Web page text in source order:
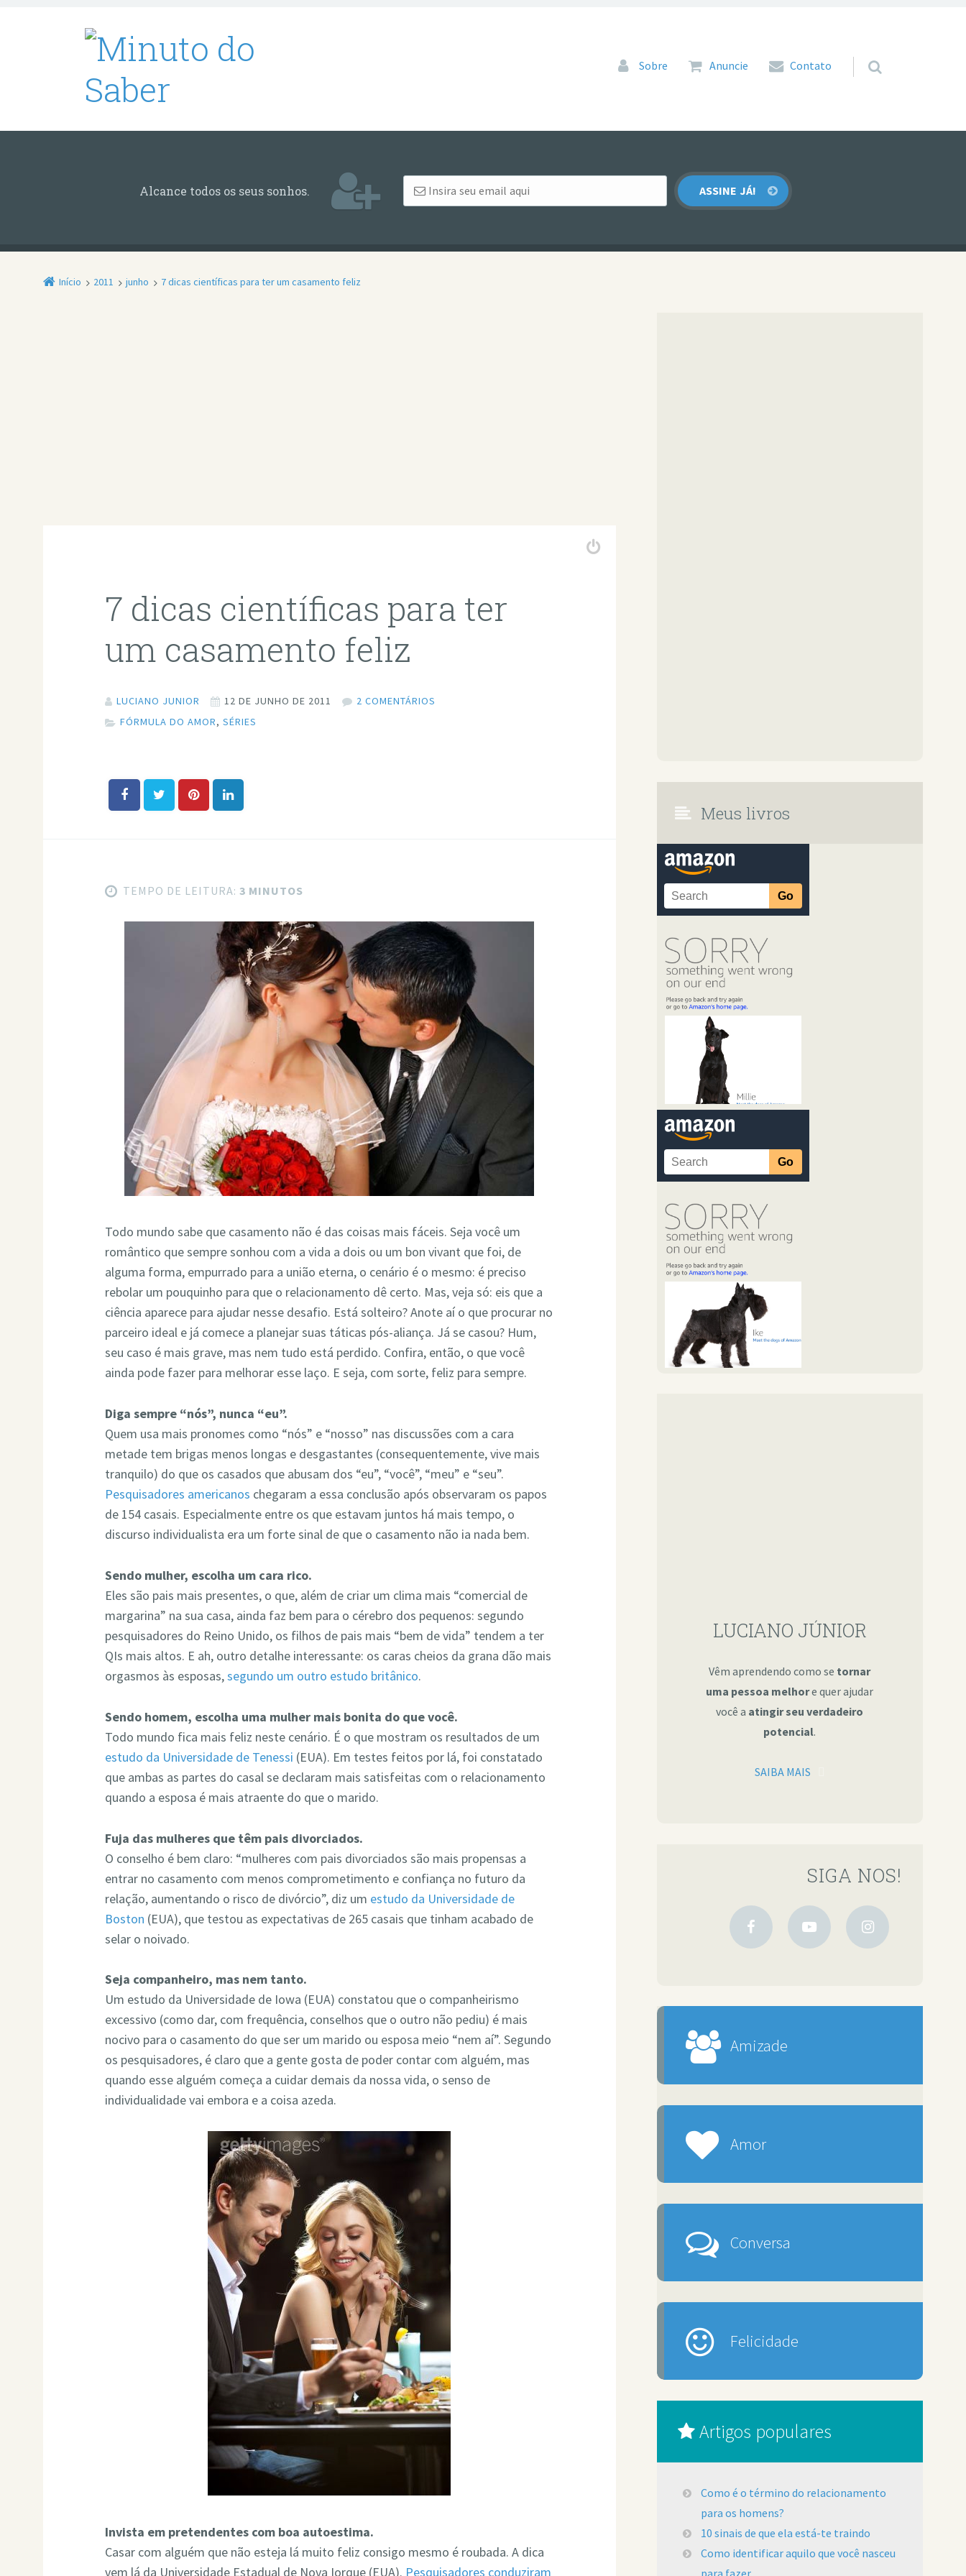
Pular para o conteúdo
Sobre Anuncie Contato
Alcance todos os seus sonhos.
Início 2011 junho 7 dicas científicas para ter um casamento feliz
7 dicas científicas para ter
um casamento feliz
LUCIANO JUNIOR 12 DE JUNHO DE 2011
2 COMENTÁRIOS
FÓRMULA DO AMOR,SÉRIES
TEMPO DE LEITURA: 3 MINUTOS
Todo mundo sabe que casamento não é das coisas mais fáceis. Seja você um
romântico que sempre sonhou com a vida a dois ou um bon vivant que foi, de
alguma forma, empurrado para a união eterna, o cenário é o mesmo: é preciso
rebolar um pouquinho para que o relacionamento dê certo. Mas, veja só: eis que a
ciência aparece para ajudar nesse desafio. Está solteiro? Anote aí o que procurar no
parceiro ideal e já comece a planejar suas táticas pós-aliança. Já se casou? Hum,
seu caso é mais grave, mas nem tudo está perdido. Confira, então, o que você
ainda pode fazer para melhorar esse laço. E seja, com sorte, feliz para sempre.
Diga sempre “nós”, nunca “eu”.
Quem usa mais pronomes como “nós” e “nosso” nas discussões com a cara
metade tem brigas menos longas e desgastantes (consequentemente, vive mais
tranquilo) do que os casados que abusam dos “eu”, “você”, “meu” e “seu”.
Pesquisadores americanos chegaram a essa conclusão após observaram os papos
de 154 casais. Especialmente entre os que estavam juntos há mais tempo, o
discurso individualista era um forte sinal de que o casamento não ia nada bem.
Sendo mulher, escolha um cara rico.
Eles são pais mais presentes, o que, além de criar um clima mais “comercial de
margarina” na sua casa, ainda faz bem para o cérebro dos pequenos: segundo
pesquisadores do Reino Unido, os filhos de pais mais “bem de vida” tendem a ter
QIs mais altos. E ah, outro detalhe interessante: os caras cheios da grana dão mais
orgasmos às esposas,segundo um outro estudo britânico.
Sendo homem, escolha uma mulher mais bonita do que você.
Todo mundo fica mais feliz neste cenário. É o que mostram os resultados de um
estudo da Universidade de Tenessi (EUA). Em testes feitos por lá, foi constatado
que ambas as partes do casal se declaram mais satisfeitas com o relacionamento
quando a esposa é mais atraente do que o marido.
Fuja das mulheres que têm pais divorciados.
O conselho é bem claro: “mulheres com pais divorciados são mais propensas a
entrar no casamento com menos comprometimento e confiança no futuro da
relação, aumentando o risco de divórcio”, diz um estudo da Universidade de
Boston (EUA), que testou as expectativas de 265 casais que tinham acabado de
selar o noivado.
Seja companheiro, mas nem tanto.
Um estudo da Universidade de Iowa (EUA) constatou que o companheirismo
excessivo (como dar, com frequência, conselhos que o outro não pediu) é mais
nocivo para o casamento do que ser um marido ou esposa meio “nem aí”. Segundo
os pesquisadores, é claro que a gente gosta de poder contar com alguém, mas
quando esse alguém começa a cuidar demais da nossa vida, o senso de
individualidade vai embora e a coisa azeda.
Invista em pretendentes com boa autoestima.
Casar com alguém que não esteja lá muito feliz consigo mesmo é roubada. A dica
vem lá da Universidade Estadual de Nova Iorque (EUA). Pesquisadores conduziram
Meus livros
LUCIANO JÚNIOR
Vêm aprendendo como se tornar
uma pessoa melhore quer ajudar
você a atingir seu verdadeiro
potencial.
SAIBA MAIS
SIGA NOS!
Amizade
Amor
Conversa
Felicidade
Artigos populares
Como é o término do relacionamento
para os homens?
10 sinais de que ela está-te traindo
Como identificar aquilo que você nasceu